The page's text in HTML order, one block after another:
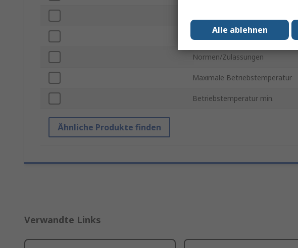
Normen/Zulassungen
Maximale Betriebstemperatur
Betriebstemperatur min.
Ähnliche Produkte finden
Verwandte Links
Alle ablehnen